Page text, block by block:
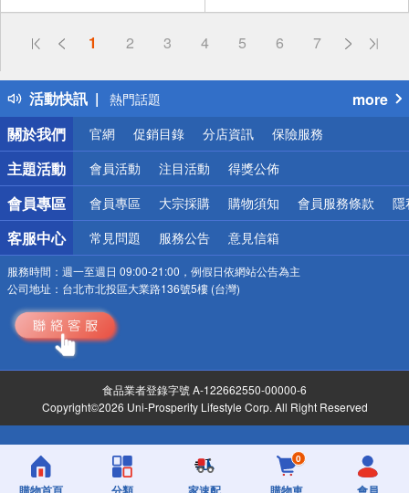
1 2 3 4 5 6 7
活動快訊
偏遠地區配送
得獎公告
熱門話題
銀行優惠
偏遠地區配送
詐騙網頁！請小心！
more
關於我們
官網 促銷目錄 分店資訊 保險服務
主題活動 會員活動 注目活動 得獎公佈
會員專區 會員專區 大宗採購 購物須知 會員服務條款 隱
客服中心 常見問題 服務公告 意見信箱
服務時間： 週一至週日 09:00-21:00，例假日依網站公告為主
公司地址： 台北市北投區大業路136號5樓 (台灣)
食品業者登錄字號 A-122662550-00000-6
Copyright©2026 Uni-Prosperity Lifestyle Corp. All Right Reserved
0